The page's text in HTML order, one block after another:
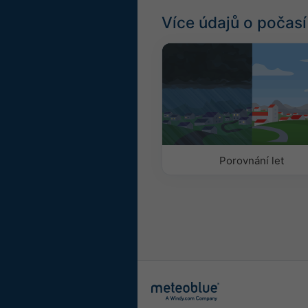
Více údajů o počasí
Porovnání let